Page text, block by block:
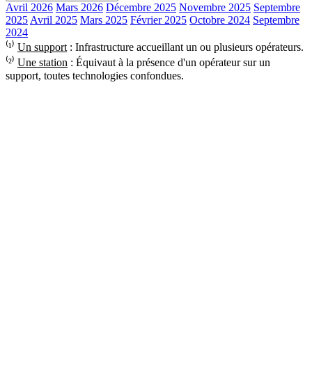
Avril 2026 Mars 2026 Décembre 2025 Novembre 2025 Septembre
2025 Avril 2025 Mars 2025 Février 2025 Octobre 2024 Septembre
2024
⁽¹⁾ Un support : Infrastructure accueillant un ou plusieurs opérateurs.
⁽²⁾ Une station : Équivaut à la présence d'un opérateur sur un
support, toutes technologies confondues.